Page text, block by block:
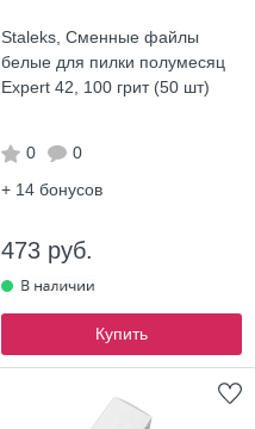
Staleks, Сменные файлы
белые для пилки полумесяц
Expert 42, 100 грит (50 шт)
0
0
+ 14 бонусов
473 руб.
Купить